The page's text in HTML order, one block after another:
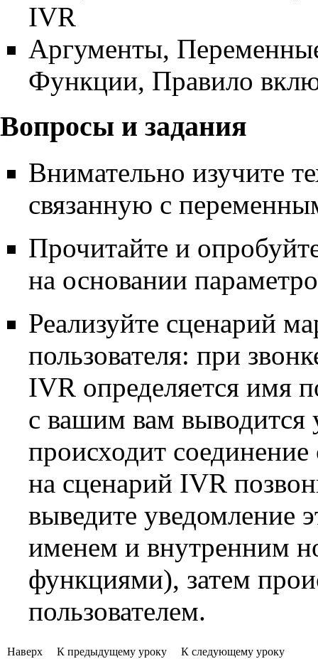
IVR
Аргументы,
Функции, Правило
Вопросы и задания
Внимательно изучите
связанную с
Прочитайте и
на основании
Реализуйте сценарий
пользователя: при
IVR определяется имя
с вашим вам выводится
происходит
на сценарий IVR
выведите уведомление
именем и внутренним
функциями), затем
пользователем.
Наверх К предыдущему уроку К следующему уроку